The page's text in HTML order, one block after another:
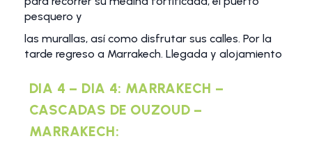
pesquero y
las murallas, así como disfrutar sus calles. Por la
tarde regreso a Marrakech. Llegada y alojamiento
DIA 4 – DIA 4: MARRAKECH –
CASCADAS DE OUZOUD –
MARRAKECH: